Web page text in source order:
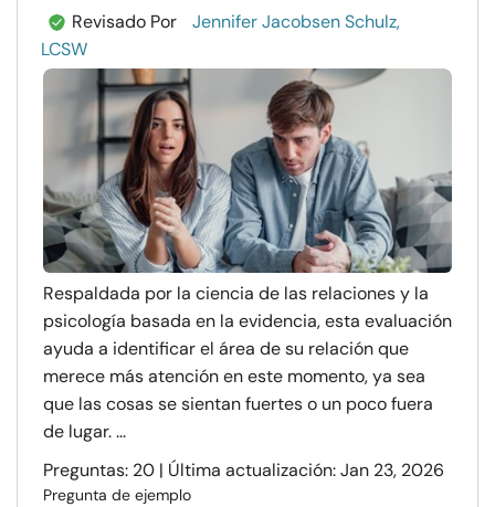
Revisado Por
Jennifer Jacobsen Schulz,
LCSW
Respaldada por la ciencia de las relaciones y la
psicología basada en la evidencia, esta evaluación
ayuda a identificar el área de su relación que
merece más atención en este momento, ya sea
que las cosas se sientan fuertes o un poco fuera
de lugar. ...
Preguntas: 20 | Última actualización: Jan 23, 2026
Pregunta de ejemplo